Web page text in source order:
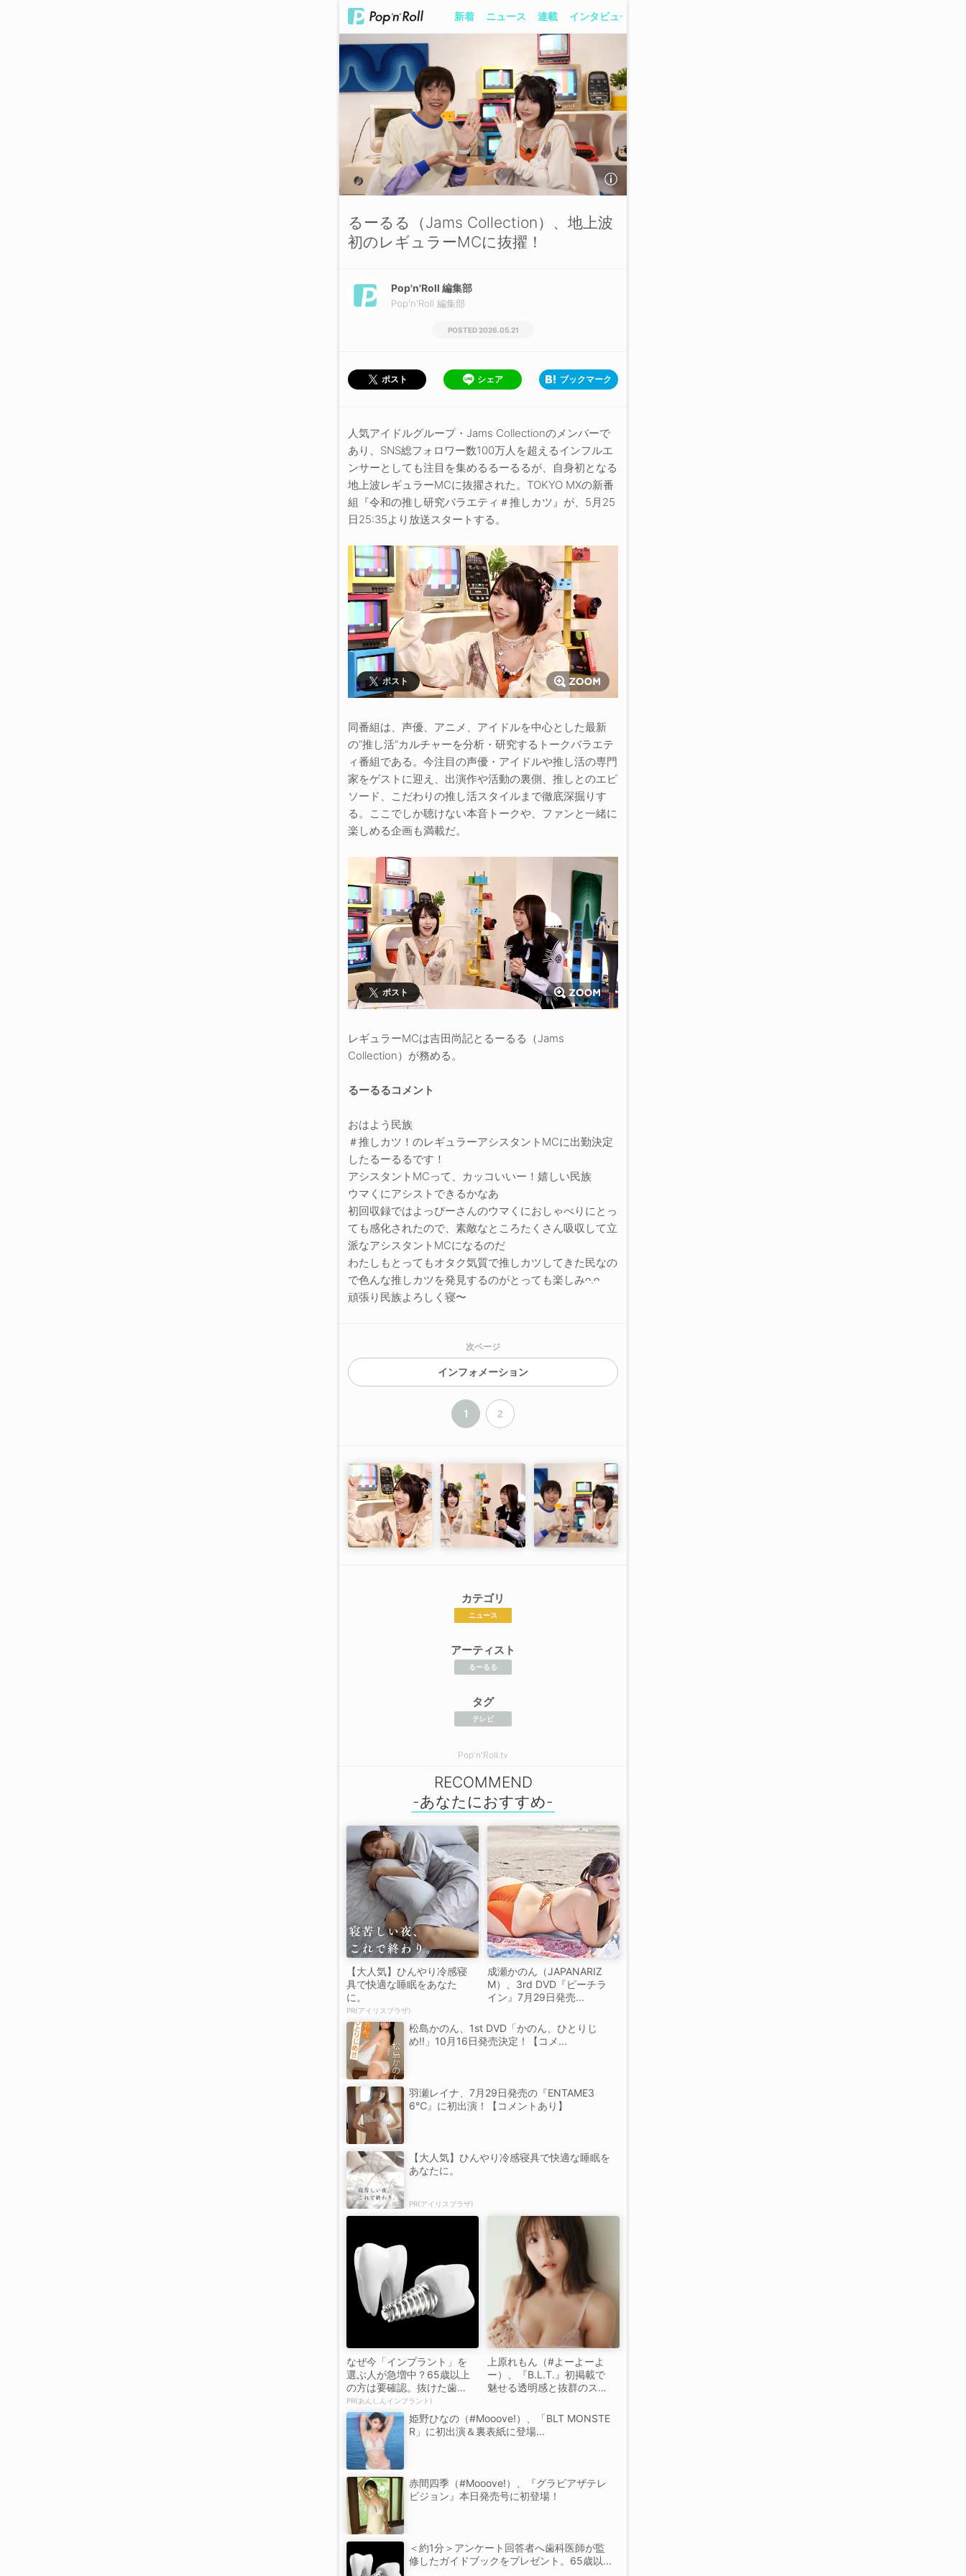
新着 ニュース 連載 インタビュー
るーるる（Jams Collection）、地上波
初のレギュラーMCに抜擢！
Pop'n'Roll 編集部
Pop'n'Roll 編集部
2026.05.21
ポスト シェア ブックマーク
人気アイドルグループ・Jams Collectionのメンバーで
あり、SNS総フォロワー数100万人を超えるインフルエ
ンサーとしても注目を集めるるーるるが、自身初となる
地上波レギュラーMCに抜擢された。TOKYO MXの新番
組『令和の推し研究バラエティ＃推しカツ』が、5月25
日25:35より放送スタートする。
ポスト
同番組は、声優、アニメ、アイドルを中心とした最新
の“推し活”カルチャーを分析・研究するトークバラエテ
ィ番組である。今注目の声優・アイドルや推し活の専門
家をゲストに迎え、出演作や活動の裏側、推しとのエピ
ソード、こだわりの推し活スタイルまで徹底深掘りす
る。ここでしか聴けない本音トークや、ファンと一緒に
楽しめる企画も満載だ。
ポスト
レギュラーMCは吉田尚記とるーるる（Jams
Collection）が務める。
るーるるコメント
おはよう民族
＃推しカツ！のレギュラーアシスタントMCに出勤決定
したるーるるです！
アシスタントMCって、カッコいいー！嬉しい民族
ウマくにアシストできるかなあ
初回収録ではよっぴーさんのウマくにおしゃべりにとっ
ても感化されたので、素敵なところたくさん吸収して立
派なアシスタントMCになるのだ
わたしもとってもオタク気質で推しカツしてきた民なの
で色んな推しカツを発見するのがとっても楽しみᴖ.ᴖ
頑張り民族よろしく寝〜
次ページ
インフォメーション
1 2
カテゴリ
ニュース
アーティスト
るーるる
タグ
テレビ
Pop'n'Roll.tv
RECOMMEND
【大人気】ひんやり冷感寝
具で快適な睡眠をあなた
に。
PR(アイリスプラザ)
成瀬かのん（JAPANARIZ
M）、3rd DVD『ピーチラ
イン』7月29日発売...
松島かのん、1st DVD「かのん、ひとりじ
め!!」10月16日発売決定！【コメ...
羽瀬レイナ、7月29日発売の『ENTAME3
6℃』に初出演！【コメントあり】
【大人気】ひんやり冷感寝具で快適な睡眠を
あなたに。
PR(アイリスプラザ)
なぜ今「インプラント」を
選ぶ人が急増中？65歳以上
の方は要確認。抜けた歯の
放置は...
PR(あんしんインプラント)
上原れもん（#よーよーよ
ー）、『B.L.T.』初掲載で
魅せる透明感と抜群のスタ
姫野ひなの（#Mooove!）、「BLT MONSTE
R」に初出演＆裏表紙に登場...
赤間四季（#Mooove!）、『グラビアザテレ
ビジョン』本日発売号に初登場！
＜約1分＞アンケート回答者へ歯科医師が監
修したガイドブックをプレゼント。65歳以...